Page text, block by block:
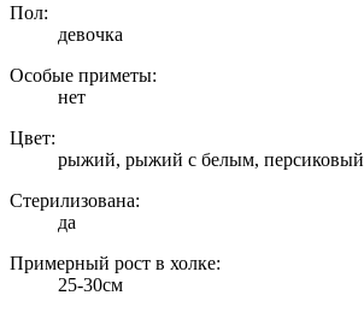
Пол:
девочка
Особые приметы:
нет
Цвет:
рыжий, рыжий с белым, персиковый
Стерилизована:
да
Примерный рост в холке:
25-30см